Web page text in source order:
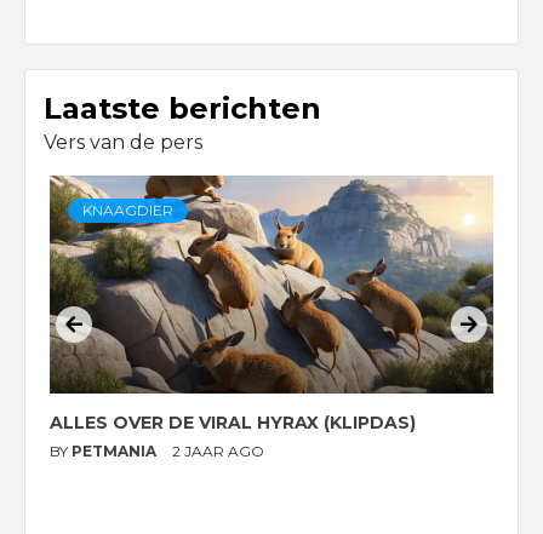
Laatste berichten
Vers van de pers
KNAAGDIER
ALLES OVER DE VIRAL HYRAX (KLIPDAS)
BY PETMANIA 2 JAAR AGO